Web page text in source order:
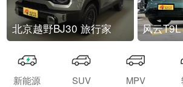
北京越野BJ30 旅行家 风云
新能源 SUV MPV